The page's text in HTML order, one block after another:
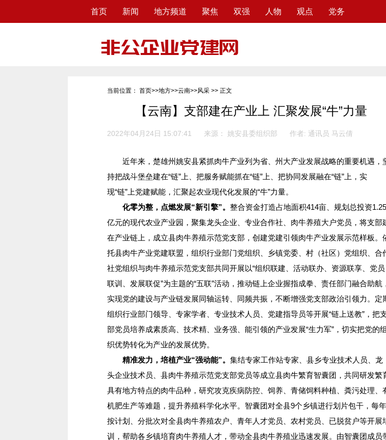
首页 新闻 地方频道 聚焦 双强 人物 观点 党务
当前位置： 首页>>地方>>云南>>风采 >> 正文
【云南】支部建在产业上 汇聚发展“牛”力量
2022年04月24日 15:07:41 来源： 姚安县委组织部 作者: 通讯员 马云倩
近年来，楚雄州姚安县紧抓肉牛产业列为省、州大产业发展战略的重要机遇，
持把战斗堡垒建在“链”上、把服务赋能抓在“链”上、把协同发展融在“链”上，实
现“链”上党建赋能，汇聚起农业现代化发展的“牛”力量。
化零为整，点燃发展“新引擎”。 整合资金打造占地面积414亩、规划总投资1.25
亿元的现代农业产业园，聚集龙头企业、专业合作社、肉牛养殖大户党员，将支部
在产业链上，成立县肉牛养殖示范党支部，创建党建引领肉牛产业发展示范样板。
托县肉牛产业党建联盟，组织行业部门党组织、乡镇党委、村（社区）党组织、合
社党组织与肉牛养殖示范党支部共同开展以“组织联建、活动联办、资源联享、党员
联训、发展联促”为主题的“五联”活动，推动链上企业握指成拳、责任部门融合助航
实现党的建设与产业链发展同轴运转、同频共振，不断增强党支部政治引领力。定
组织行业部门领导、专家学者、专业技术人员、党建指导员等开展“链上送教”，把
部党员培养成素质高、技术精、业务强、能引领的产业发展“生力军”，切实把党的组
织优势转化为产业的发展优势。
精准发力，培植产业“强动能”。 集结专家工作站专家、县乡专业技术人员、龙
头企业技术员、县肉牛养殖示范党支部党员等成立县肉牛繁育智囊团，共同研发繁
具有地方特点的肉牛品种，研究攻克疾病防控、饲养、青储饲料种植、粪污处理、
机肥生产等难题，提升养殖科学化水平。智囊团对全县9个乡镇进行划片包干，每年
按计划、分批次对全县肉牛养殖农户、青年人才党员、农村党员、已脱贫户等开展
训，帮助各乡镇培育肉牛养殖人才，带动全县肉牛养殖业迅速发展。由智囊团成员